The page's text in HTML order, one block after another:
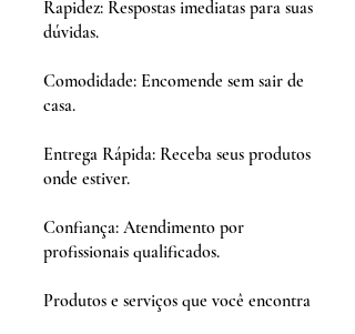
Rapidez: Respostas imediatas para suas
dúvidas.
Comodidade: Encomende sem sair de
casa.
Entrega Rápida: Receba seus produtos
onde estiver.
Confiança: Atendimento por
profissionais qualificados.
Produtos e serviços que você encontra